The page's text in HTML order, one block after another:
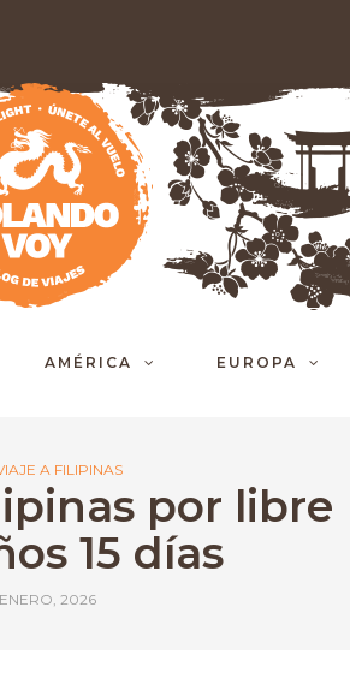
AMÉRICA EUROPA
A FILIPINAS
por libre
15 días
2026